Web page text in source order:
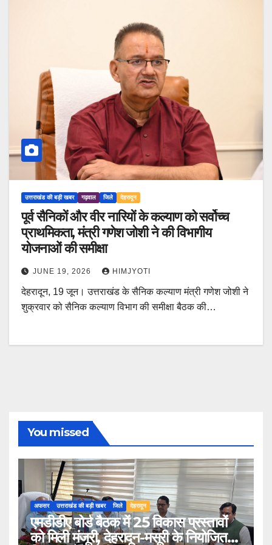
उत्तराखंड की बड़ी खबर गढ़वाल जिले देहरादून
पूर्व सैनिकों और वीर नारियों के कल्याण को सर्वोच्च
प्राथमिकता, मंत्री गणेश जोशी ने की विभागीय
योजनाओं की समीक्षा
JUNE 19, 2026 HIMJYOTI
देहरादून, 19 जून। उत्तराखंड के सैनिक कल्याण मंत्री गणेश जोशी ने
शुक्रवार को सैनिक कल्याण विभाग की समीक्षा बैठक की…
You missed
अफसर उत्तराखंड की बड़ी खबर जिले देहरादून
एमडीडीए बोर्ड बैठक में 25 विकास प्रस्तावों
को मिली मंजूरी, देहरादून-मसूरी के नियोजित